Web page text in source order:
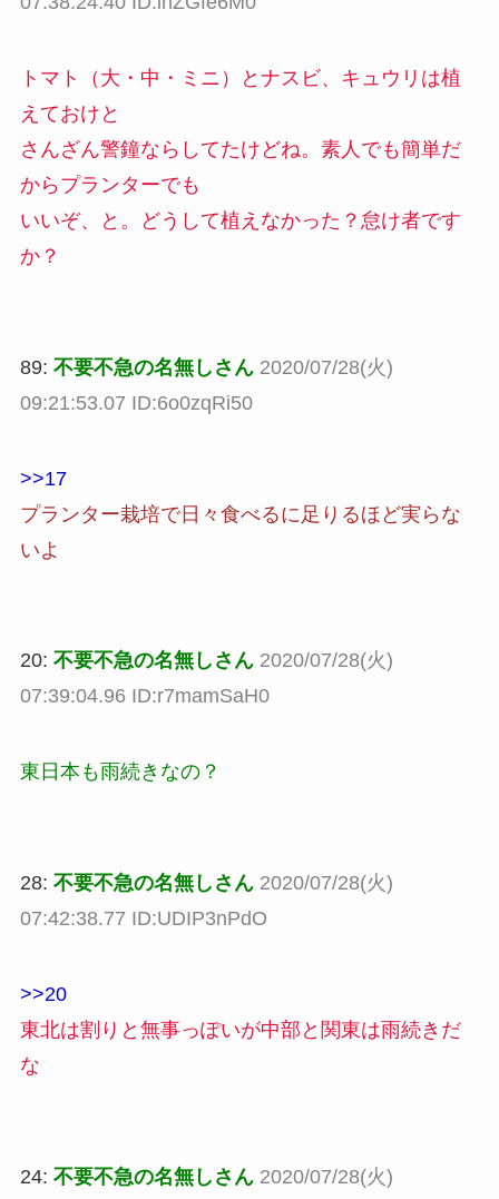
トマト（大・中・ミニ）とナスビ、キュウリは植
えておけと
さんざん警鐘ならしてたけどね。素人でも簡単だ
からプランターでも
いいぞ、と。どうして植えなかった？怠け者です
か？
89: 不要不急の名無しさん 2020/07/28(火)
09:21:53.07 ID:6o0zqRi50
>>17
プランター栽培で日々食べるに足りるほど実らな
いよ
20: 不要不急の名無しさん 2020/07/28(火)
07:39:04.96 ID:r7mamSaH0
東日本も雨続きなの？
28: 不要不急の名無しさん 2020/07/28(火)
07:42:38.77 ID:UDIP3nPdO
>>20
東北は割りと無事っぽいが中部と関東は雨続きだ
な
24: 不要不急の名無しさん 2020/07/28(火)